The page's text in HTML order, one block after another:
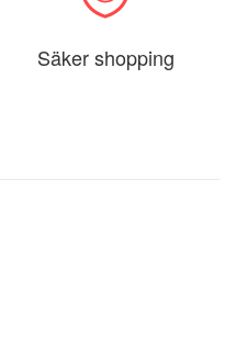
Säker shopping